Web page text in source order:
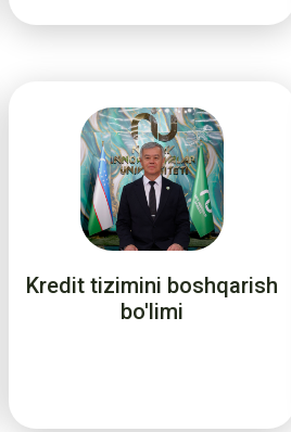
Kredit tizimini boshqarish
bo'limi